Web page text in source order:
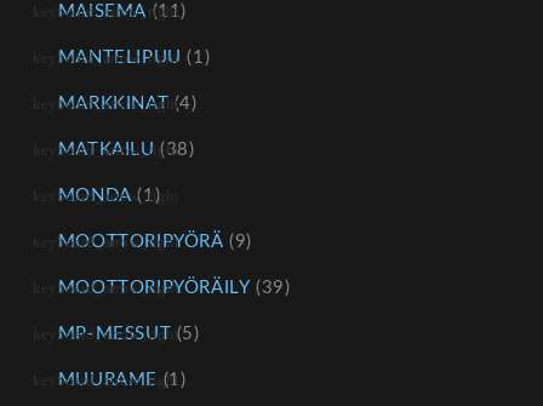
MAISEMA (11)
MANTELIPUU (1)
MARKKINAT (4)
MATKAILU (38)
MONDA (1)
MOOTTORIPYÖRÄ (9)
MOOTTORIPYÖRÄILY (39)
MP-MESSUT (5)
MUURAME (1)